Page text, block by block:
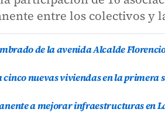
entre los colectivos y
de la avenida Alcalde
nuevas viviendas en la primera
a mejorar infraestructuras en